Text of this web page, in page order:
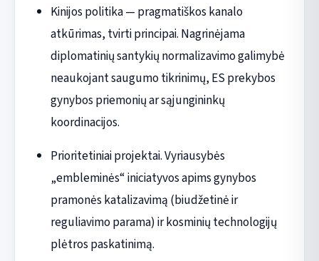
Kinijos politika — pragmatiškos kanalo
atkūrimas, tvirti principai. Nagrinėjama
diplomatinių santykių normalizavimo galimybė
neaukojant saugumo tikrinimų, ES prekybos
gynybos priemonių ar sąjungininkų
koordinacijos.
Prioritetiniai projektai. Vyriausybės
„embleminės“ iniciatyvos apims gynybos
pramonės katalizavimą (biudžetinė ir
reguliavimo parama) ir kosminių technologijų
plėtros paskatinimą.